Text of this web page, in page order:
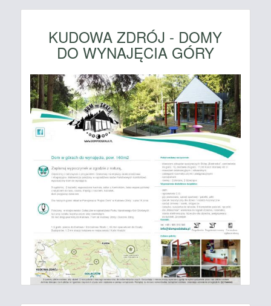
KUDOWA ZDRÓJ - DOMY
DO WYNAJĘCIA GÓRY